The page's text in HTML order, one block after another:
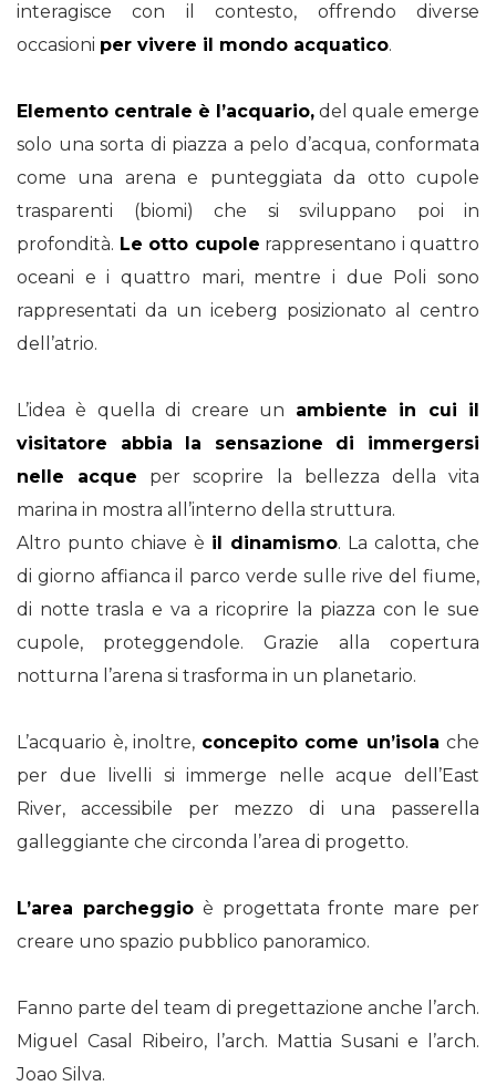
interagisce con il contesto, offrendo diverse
occasioni per vivere il mondo acquatico.
Elemento centrale è l’acquario, del quale emerge
solo una sorta di piazza a pelo d’acqua, conformata
come una arena e punteggiata da otto cupole
trasparenti (biomi) che si sviluppano poi in
profondità. Le otto cupole rappresentano i quattro
oceani e i quattro mari, mentre i due Poli sono
rappresentati da un iceberg posizionato al centro
dell’atrio.
L’idea è quella di creare un ambiente in cui il
visitatore abbia la sensazione di immergersi
nelle acque per scoprire la bellezza della vita
marina in mostra all’interno della struttura.
Altro punto chiave è il dinamismo. La calotta, che
di giorno affianca il parco verde sulle rive del fiume,
di notte trasla e va a ricoprire la piazza con le sue
cupole, proteggendole. Grazie alla copertura
notturna l’arena si trasforma in un planetario.
L’acquario è, inoltre, concepito come un’isola che
per due livelli si immerge nelle acque dell’East
River, accessibile per mezzo di una passerella
galleggiante che circonda l’area di progetto.
L’area parcheggioè progettata fronte mare per
creare uno spazio pubblico panoramico.
Fanno parte del team di pregettazione anche l’arch.
Miguel Casal Ribeiro, l’arch. Mattia Susani e l’arch.
Joao Silva.